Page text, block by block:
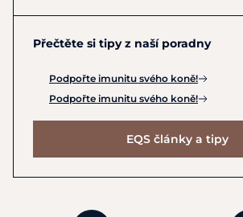
Přečtěte si tipy z naší poradny
Podpořte imunitu svého koně!
Podpořte imunitu svého koně!
EQS články a tipy